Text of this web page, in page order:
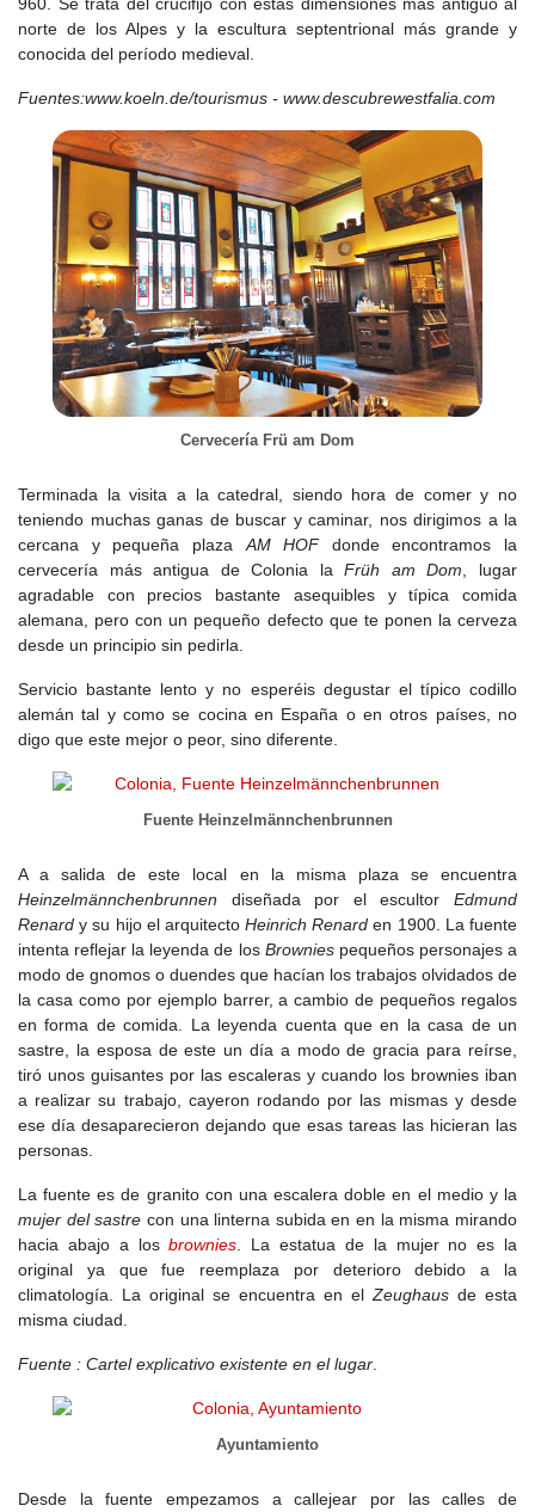
960. Se trata del crucifijo con estas dimensiones más antiguo al
norte de los Alpes y la escultura septentrional más grande y
conocida del período medieval.
Fuentes:www.koeln.de/tourismus - www.descubrewestfalia.com
Cervecería Frü am Dom
Terminada la visita a la catedral, siendo hora de comer y no
teniendo muchas ganas de buscar y caminar, nos dirigimos a la
cercana y pequeña plazaAM HOFdonde encontramos la
cervecería más antigua de Colonia laFrüh am Dom, lugar
agradable con precios bastante asequibles y típica comida
alemana, pero con un pequeño defecto que te ponen la cerveza
desde un principio sin pedirla.
Servicio bastante lento y no esperéis degustar el típico codillo
alemán tal y como se cocina en España o en otros países, no
digo que este mejor o peor, sino diferente.
Fuente Heinzelmännchenbrunnen
A a salida de este local en la misma plaza se encuentra
Heinzelmännchenbrunnen diseñada por el escultor Edmund
Renard y su hijo el arquitectoHeinrich Renard en 1900. La fuente
intenta reflejar la leyenda de los Browniespequeños personajes a
modo de gnomos o duendes que hacían los trabajos olvidados de
la casa como por ejemplo barrer, a cambio de pequeños regalos
en forma de comida. La leyenda cuenta que en la casa de un
sastre, la esposa de este un día a modo de gracia para reírse,
tiró unos guisantes por las escaleras y cuando los brownies iban
a realizar su trabajo, cayeron rodando por las mismas y desde
ese día desaparecieron dejando que esas tareas las hicieran las
personas.
La fuente es de granito con una escalera doble en el medio y la
mujer del sastre con una linterna subida en en la misma mirando
hacia abajo a losbrownies. La estatua de la mujer no es la
original ya que fue reemplaza por deterioro debido a la
climatología. La original se encuentra en elZeughaus de esta
misma ciudad.
Fuente : Cartel explicativo existente en el lugar.
Ayuntamiento
Desde la fuente empezamos a callejear por las calles de